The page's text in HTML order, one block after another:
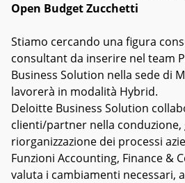
Open Budget Zucchetti
Stiamo cercando una figura
consultant da inserire nel team
Business Solution nella sede di
lavorerà in modalità Hybrid.
Deloitte Business Solution
clienti/partner nella conduzione,
riorganizzazione dei processi
Funzioni Accounting, Finance &
valuta i cambiamenti necessari,